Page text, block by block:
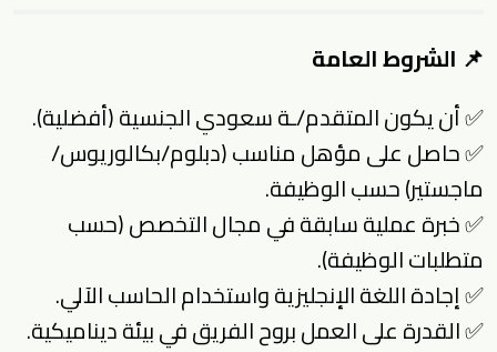
📌 الشروط العامة
✅ أن يكون المتقدم/ـة سعودي الجنسية (أفضلية).
✅ حاصل على مؤهل مناسب (دبلوم/بكالوريوس/
ماجستير) حسب الوظيفة.
✅ خبرة عملية سابقة في مجال التخصص (حسب
متطلبات الوظيفة).
✅ إجادة اللغة الإنجليزية واستخدام الحاسب الآلي.
✅ القدرة على العمل بروح الفريق في بيئة ديناميكية.